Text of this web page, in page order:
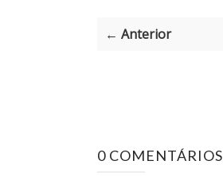
← Anterior
0 COMENTÁRIOS